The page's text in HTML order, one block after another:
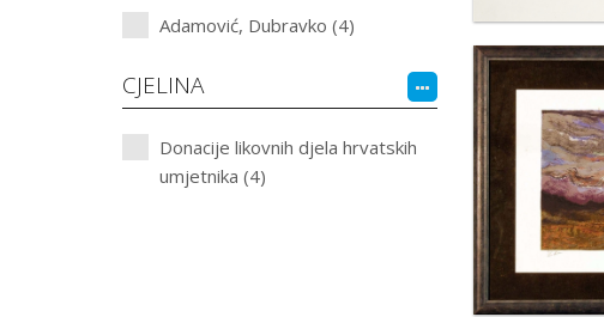
Adamović, Dubravko (4)
CJELINA
Donacije likovnih djela hrvatskih
umjetnika (4)